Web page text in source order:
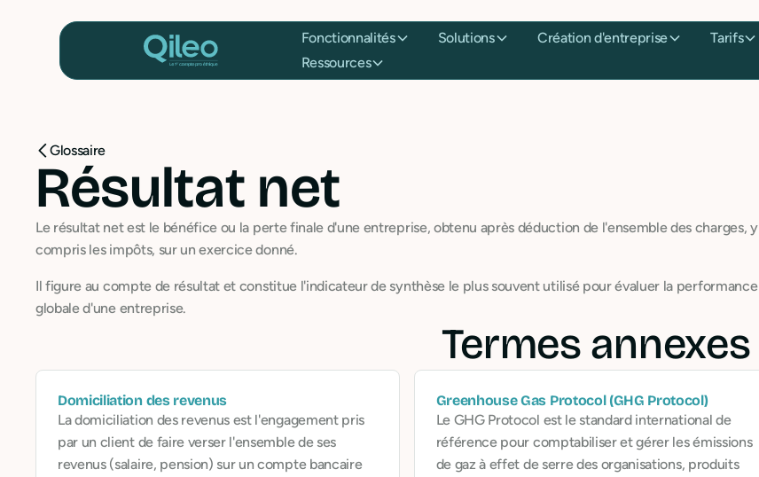
Fonctionnalités Solutions Création d'entreprise
Tarifs
Ressources
Glossaire
Résultat net
Le résultat net est le bénéfice ou la perte finale d'une entreprise, obtenu après déduction de l'ensemble des charges, y
compris les impôts, sur un exercice donné.
Il figure au compte de résultat et constitue l'indicateur de synthèse le plus souvent utilisé pour évaluer la performance
globale d'une entreprise.
Termes annexes
Domiciliation des revenus
La domiciliation des revenus est l'engagement pris
par un client de faire verser l'ensemble de ses
revenus (salaire, pension) sur un compte bancaire
Greenhouse Gas Protocol (GHG Protocol)
Le GHG Protocol est le standard international de
référence pour comptabiliser et gérer les émissions
de gaz à effet de serre des organisations, produits